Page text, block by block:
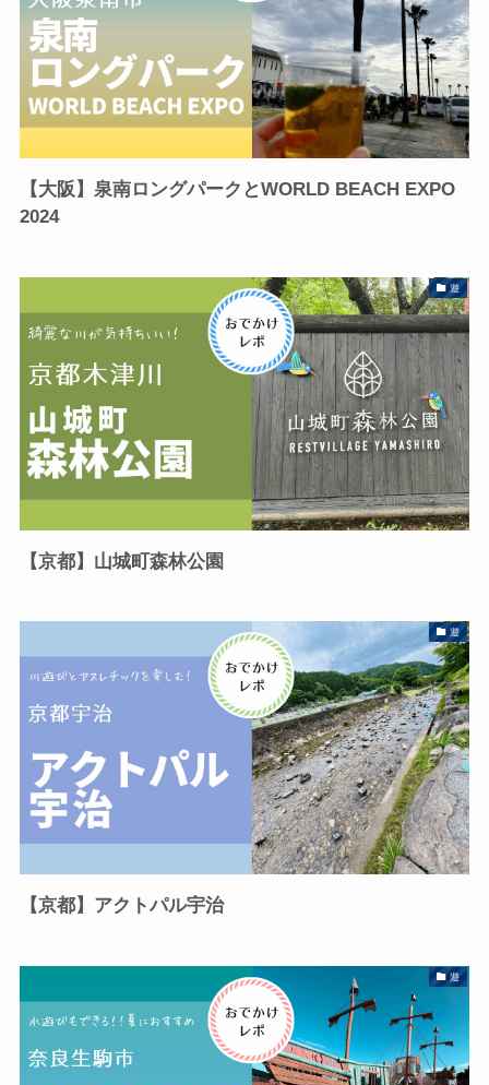
【大阪】泉南ロングパークとWORLD BEACH EXPO
2024
遊
【京都】山城町森林公園
遊
【京都】アクトパル宇治
遊